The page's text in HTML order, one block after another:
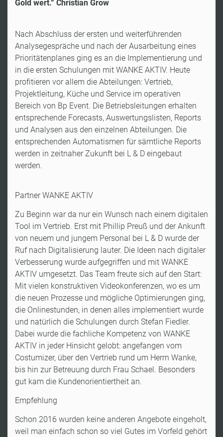
Gold wert.“ Christian Grow
Nach Abschluss der ersten und weiterführenden
Analysegespräche und nach der Ausarbeitung eines
Prioritätenplanes ging es an die Implementierung und
in die ersten Schulungen mit WANKE AKTIV. Heute
profitieren vor allem die Abteilungen: Vertrieb,
Projektleitung, Küche und Service im operativen
Bereich von Bp Event. Die Betriebsleitungen erhalten
entsprechende Forecasts, Auswertungslisten, Reports
und Analysen aus den einzelnen Abteilungen. Die
entsprechenden Automatismen für sämtliche Reports
werden in zeitnaher Zukunft bei L & D eingebaut
werden.
Partner WANKE AKTIV
Zu Beginn war da nur ein Wunsch nach einem digitalen
Tool im Vertrieb. Erst mit Phillip Preuß und der Ankunft
von neuem und jungem Personal bei L & D wurde der
Ruf nach Digitalisierung lauter. Die Ideen nach digitaler
Verbesserung wurde aufgegriffen und mit WANKE
AKTIV umgesetzt. Das Team freute sich auf den Start:
Mit vielen konstruktiven Videokonferenzen, wo es um
die neuen Prozesse und mögliche Optimierungen ging,
die Onlinestunden, in denen alles implementiert wurde
und natürlich die Schulungen durch Stefan Fiedler.
Dabei wurde die fachliche Kompetenz von WANKE
AKTIV in jeder Hinsicht gelobt: angefangen vom
Costumizer, über den Vertrieb rund um Herrn Wanke,
bis hin zur Betreuung durch Frau Schael. Besonders
gut kam die Kundenorientiertheit an.
Empfehlung
Schon 2016 wurden keine anderen Angebote eingeholt,
weil man einfach schon so viel Gutes im Vorfeld gehört